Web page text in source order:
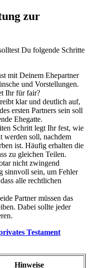
zur
Du folgende Schritte
mit Deinem Ehepartner
und Vorstellungen.
Ihr für fair?
klar und deutlich auf,
ersten Partners sein soll
Ehegatte.
Schritt legt Ihr fest, wie
werden soll, nachdem
ist. Häufig erhalten die
zu gleichen Teilen.
nicht zwingend
sinnvoll sein, um Fehler
alle rechtlichen
Partner müssen das
Dabei sollte jeder
Testament
Hinweise